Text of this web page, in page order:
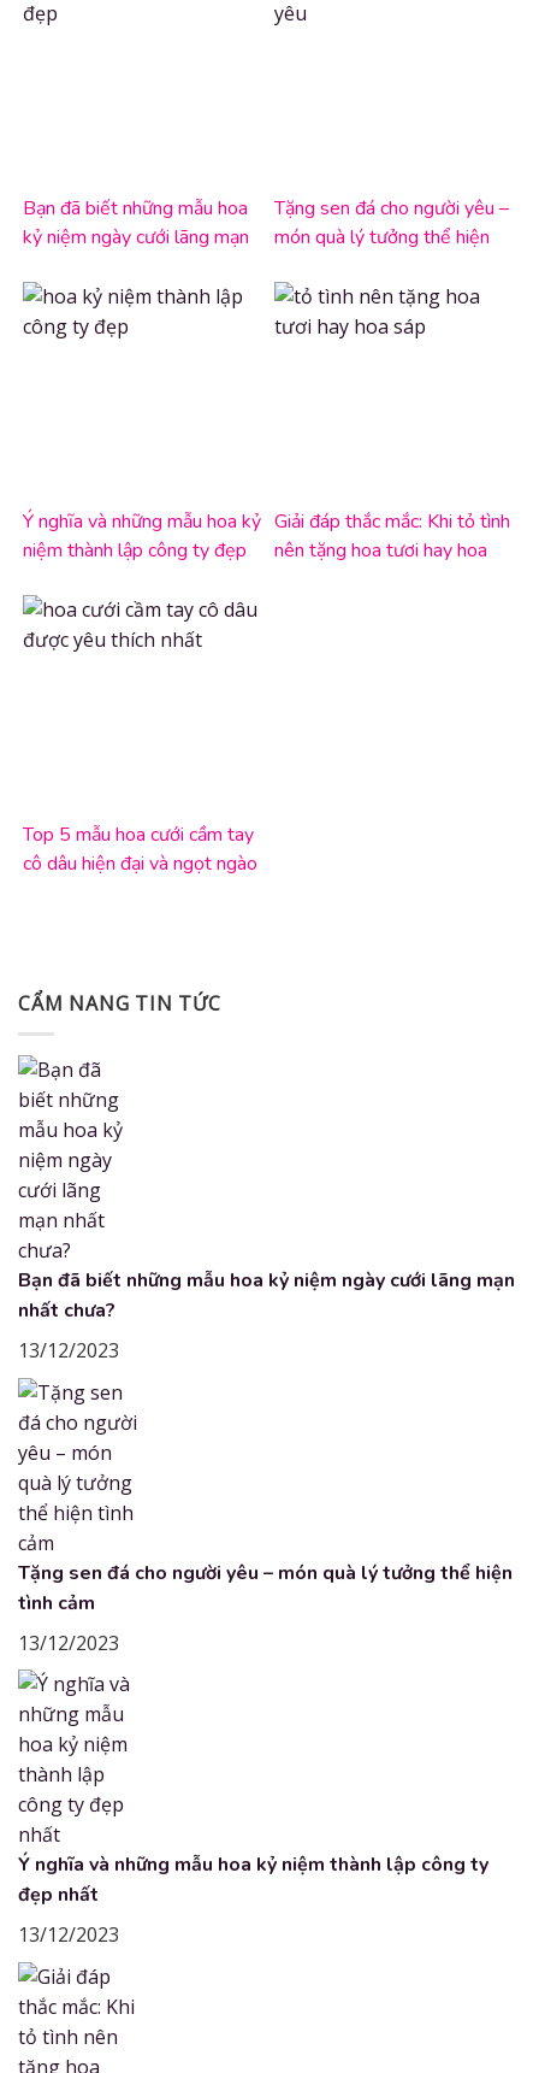
Bạn đã biết những mẫu hoa
kỷ niệm ngày cưới lãng mạn
Tặng sen đá cho người yêu –
món quà lý tưởng thể hiện
Ý nghĩa và những mẫu hoa kỷ
niệm thành lập công ty đẹp
Giải đáp thắc mắc: Khi tỏ tình
nên tặng hoa tươi hay hoa
Top 5 mẫu hoa cưới cầm tay
cô dâu hiện đại và ngọt ngào
CẨM NANG TIN TỨC
Bạn đã biết những mẫu hoa kỷ niệm ngày cưới lãng mạn
nhất chưa?
13/12/2023
Tặng sen đá cho người yêu – món quà lý tưởng thể hiện
tình cảm
13/12/2023
Ý nghĩa và những mẫu hoa kỷ niệm thành lập công ty
đẹp nhất
13/12/2023